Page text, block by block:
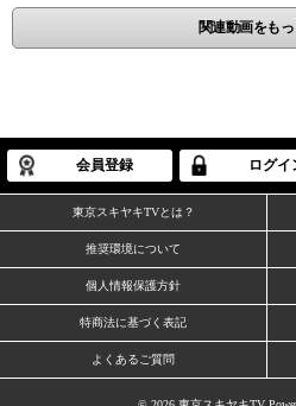
関連動画をも
会員登録 ログイ
東京スキヤキTVとは？
推奨環境について
個人情報保護方針
特商法に基づく表記
よくあるご質問